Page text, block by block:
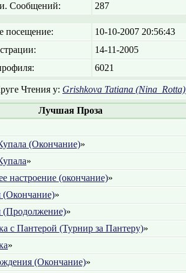
Сообщений:
287
посещение:
10-10-2007 20:56:43
14-11-2005
6021
Чтения у: Grishkova Tatiana (Nina_Rotta)
Лучшая Проза
(Окончание)»
»
настроение (окончание)»
»
(Продолжение)»
с Пантерой (Турнир за Пантеру)»
»
(Окончание)»